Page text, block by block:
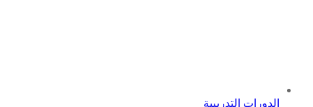
الدورات التدريبية